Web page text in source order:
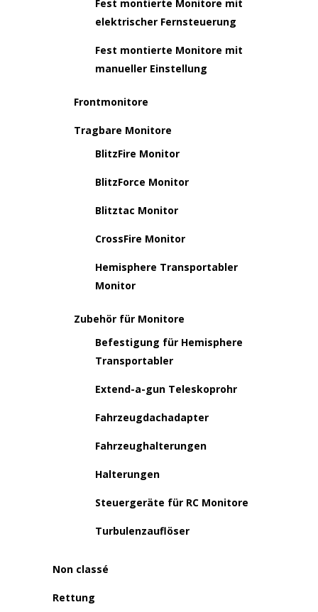
Fest montierte Monitore mit
elektrischer Fernsteuerung
Fest montierte Monitore mit
manueller Einstellung
Frontmonitore
Tragbare Monitore
BlitzFire Monitor
BlitzForce Monitor
Blitztac Monitor
CrossFire Monitor
Hemisphere Transportabler
Monitor
Zubehör für Monitore
Befestigung für Hemisphere
Transportabler
Extend-a-gun Teleskoprohr
Fahrzeugdachadapter
Fahrzeughalterungen
Halterungen
Steuergeräte für RC Monitore
Turbulenzauflöser
Non classé
Rettung